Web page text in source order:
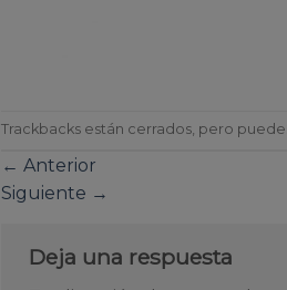
Trackbacks están cerrados, pero
← Anterior
Siguiente →
Deja una respuesta